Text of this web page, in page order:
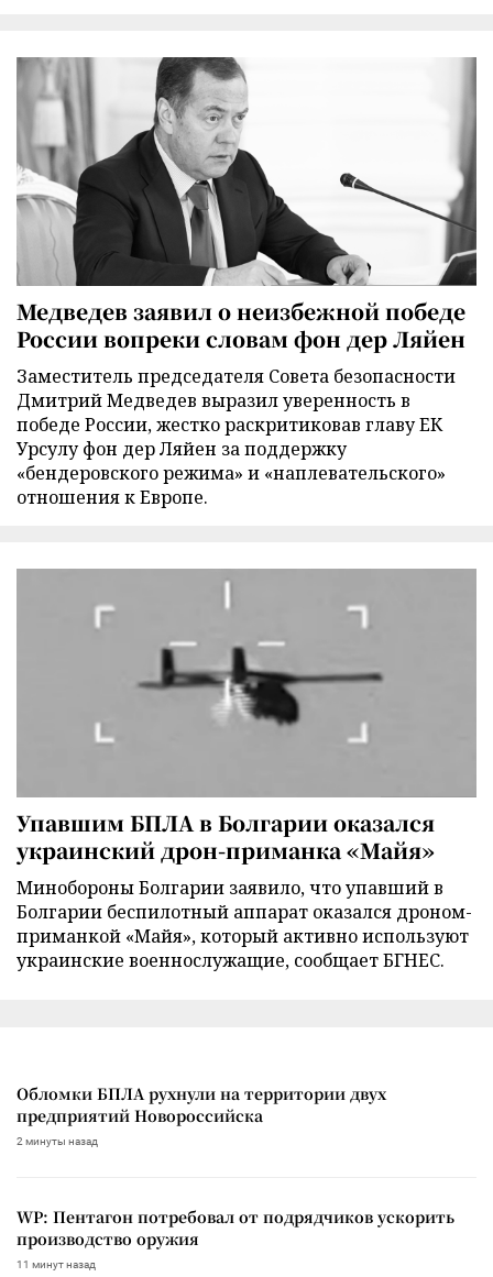
Медведев заявил о неизбежной победе
России вопреки словам фон дер Ляйен
Заместитель председателя Совета безопасности
Дмитрий Медведев выразил уверенность в
победе России, жестко раскритиковав главу ЕК
Урсулу фон дер Ляйен за поддержку
«бендеровского режима» и «наплевательского»
отношения к Европе.
Упавшим БПЛА в Болгарии оказался
украинский дрон-приманка «Майя»
Минобороны Болгарии заявило, что упавший в
Болгарии беспилотный аппарат оказался дроном-
приманкой «Майя», который активно используют
украинские военнослужащие, сообщает БГНЕС.
Обломки БПЛА рухнули на территории двух
предприятий Новороссийска
2 минуты назад
WP: Пентагон потребовал от подрядчиков ускорить
производство оружия
11 минут назад